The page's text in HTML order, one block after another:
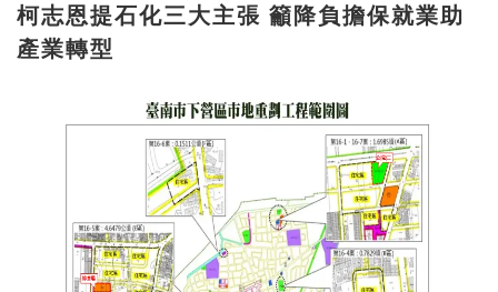
柯志恩提石化三大主張 籲降負擔保就業助
產業轉型